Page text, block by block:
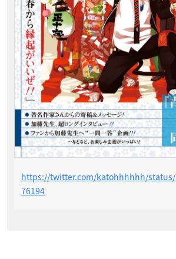
https://twitter.com/katohhhhhh/status/
76194